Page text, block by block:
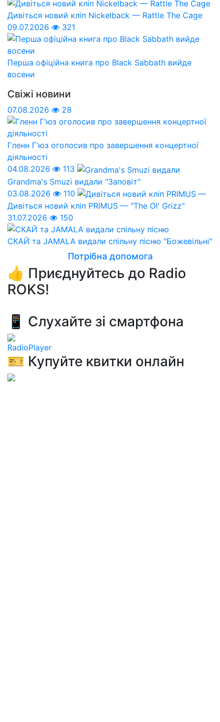
Дивіться новий кліп Nickelback — Rattle The Cage
09.07.2026
321
Перша офіційна книга про Black Sabbath вийде
восени
Свіжі новини
07.08.2026 28
Гленн Г'юз оголосив про завершення концертної
діяльності
04.08.2026
113
Grandma's Smuzi видали "Заповіт"
03.08.2026
110
Дивіться новий кліп PRIMUS — "The Ol' Grizz"
31.07.2026
150
СКАЙ та JAMALA видали спільну пісню "Божевільні"
Потрібна допомога
👍 Приєднуйтесь до Radio
ROKS!
📱 Слухайте зі смартфона
RadioPlayer
🎫 Купуйте квитки онлайн